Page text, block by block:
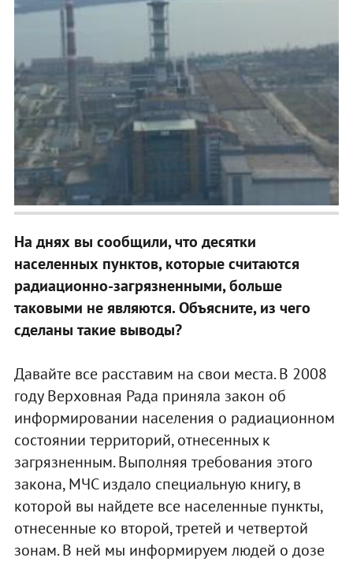
На днях вы сообщили, что десятки
населенных пунктов, которые считаются
радиационно-загрязненными, больше
таковыми не являются. Объясните, из чего
сделаны такие выводы?
Давайте все расставим на свои места. В 2008
году Верховная Рада приняла закон об
информировании населения о радиационном
состоянии территорий, отнесенных к
загрязненным. Выполняя требования этого
закона, МЧС издало специальную книгу, в
которой вы найдете все населенные пункты,
отнесенные ко второй, третей и четвертой
зонам. В ней мы информируем людей о дозе